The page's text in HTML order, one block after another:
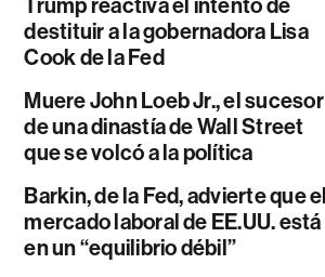
Trump reactiva el intento de
destituir a la gobernadora Lisa
Cook de la Fed
Muere John Loeb Jr., el sucesor
de una dinastía de Wall Street
que se volcó a la política
Barkin, de la Fed, advierte que el
mercado laboral de EE.UU. está
en un “equilibrio débil”